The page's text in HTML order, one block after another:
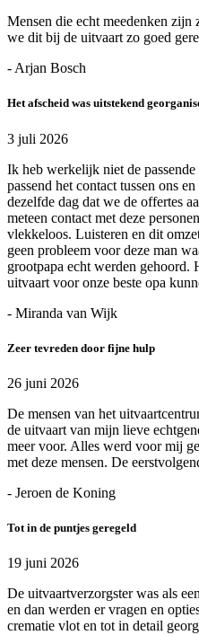
Mensen die echt meedenken zijn
we dit bij de uitvaart zo goed
- Arjan Bosch
Het afscheid was uitstekend
3 juli 2026
Ik heb werkelijk niet de
passend het contact tussen ons
dezelfde dag dat we de offertes
meteen contact met deze
vlekkeloos. Luisteren en dit
geen probleem voor deze man
grootpapa echt werden gehoord.
uitvaart voor onze beste opa
- Miranda van Wijk
Zeer tevreden door fijne hulp
26 juni 2026
De mensen van het
de uitvaart van mijn lieve
meer voor. Alles werd voor mij
met deze mensen. De
- Jeroen de Koning
Tot in de puntjes geregeld
19 juni 2026
De uitvaartverzorgster was als
en dan werden er vragen en
crematie vlot en tot in detail